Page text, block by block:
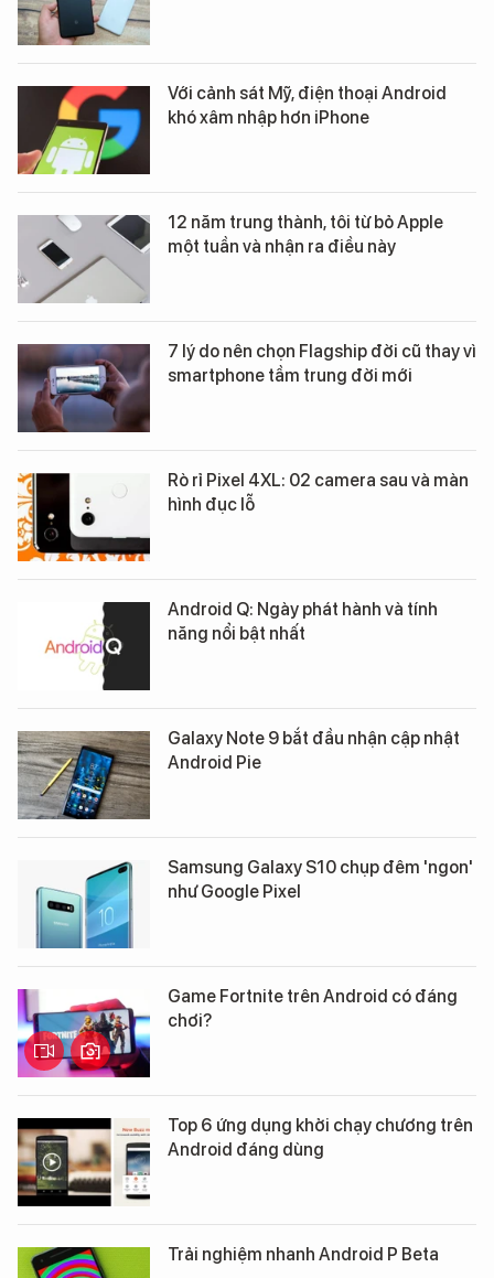
Với cảnh sát Mỹ, điện thoại Android
khó xâm nhập hơn iPhone
12 năm trung thành, tôi từ bỏ Apple
một tuần và nhận ra điều này
7 lý do nên chọn Flagship đời cũ thay vì
smartphone tầm trung đời mới
Rò rỉ Pixel 4XL: 02 camera sau và màn
hình đục lỗ
Android Q: Ngày phát hành và tính
năng nổi bật nhất
Galaxy Note 9 bắt đầu nhận cập nhật
Android Pie
Samsung Galaxy S10 chụp đêm 'ngon'
như Google Pixel
Game Fortnite trên Android có đáng
chơi?
Top 6 ứng dụng khởi chạy chương trên
Android đáng dùng
Trải nghiệm nhanh Android P Beta